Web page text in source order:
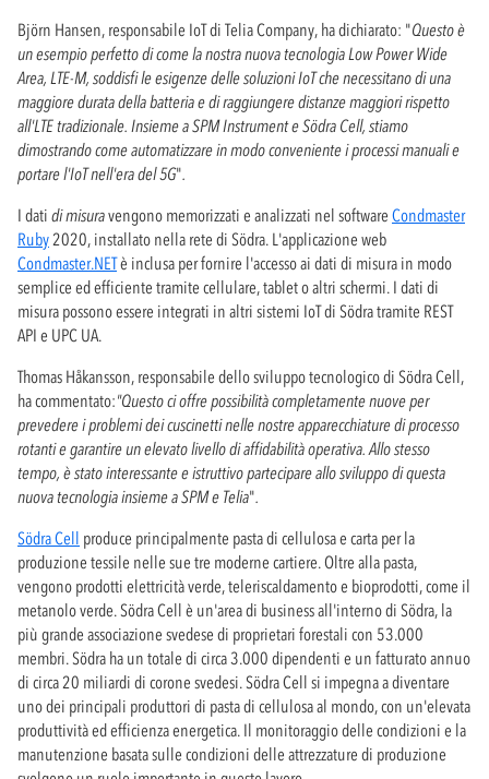
Björn Hansen, responsabile IoT di Telia Company, ha dichiarato: "Questo è
un esempio perfetto di come la nostra nuova tecnologia Low Power Wide
Area, LTE-M, soddisfi le esigenze delle soluzioni IoT che necessitano di una
maggiore durata della batteria e di raggiungere distanze maggiori rispetto
all'LTE tradizionale. Insieme a SPM Instrument e Södra Cell, stiamo
dimostrando come automatizzare in modo conveniente i processi manuali e
portare l'IoT nell'era del 5G".
I dati di misuravengono memorizzati e analizzati nel software Condmaster
Ruby 2020, installato nella rete di Södra. L'applicazione web
Condmaster.NETè inclusa per fornire l'accesso ai dati di misura in modo
semplice ed efficiente tramite cellulare, tablet o altri schermi. I dati di
misura possono essere integrati in altri sistemi IoT di Södra tramite REST
API e UPC UA.
Thomas Håkansson, responsabile dello sviluppo tecnologico di Södra Cell,
ha commentato:"Questo ci offre possibilità completamente nuove per
prevedere i problemi dei cuscinetti nelle nostre apparecchiature di processo
rotanti e garantire un elevato livello di affidabilità operativa. Allo stesso
tempo, è stato interessante e istruttivo partecipare allo sviluppo di questa
nuova tecnologia insieme a SPM e Telia".
Södra Cell produce principalmente pasta di cellulosa e carta per la
produzione tessile nelle sue tre moderne cartiere. Oltre alla pasta,
vengono prodotti elettricità verde, teleriscaldamento e bioprodotti, come il
metanolo verde. Södra Cell è un'area di business all'interno di Södra, la
più grande associazione svedese di proprietari forestali con 53.000
membri. Södra ha un totale di circa 3.000 dipendenti e un fatturato annuo
di circa 20 miliardi di corone svedesi. Södra Cell si impegna a diventare
uno dei principali produttori di pasta di cellulosa al mondo, con un'elevata
produttività ed efficienza energetica. Il monitoraggio delle condizioni e la
manutenzione basata sulle condizioni delle attrezzature di produzione